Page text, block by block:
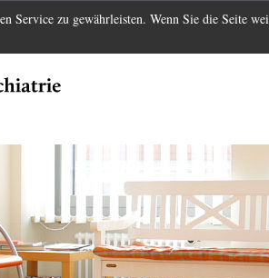
Service zu gewährleisten. Wenn Sie die Seite